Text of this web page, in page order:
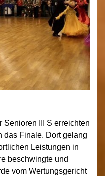
Senioren III S erreichten
das Finale. Dort gelang
Leistungen in
beschwingte und
vom Wertungsgericht